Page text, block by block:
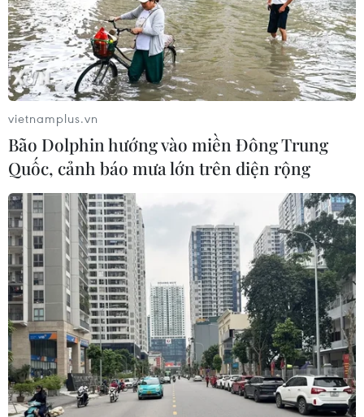
ở Biển Đông.
Hiện giới chức Trung Quốc chưa đưa ra bình
luận gì về thông tin nêu trên./.
(TTXVN/Vietnam+)
#Tàu hải quân #Trung Quốc
#Hải quân Mỹ
vietnamplus.vn
Bão Dolphin hướng vào miền Đông Trung
Quốc, cảnh báo mưa lớn trên diện rộng